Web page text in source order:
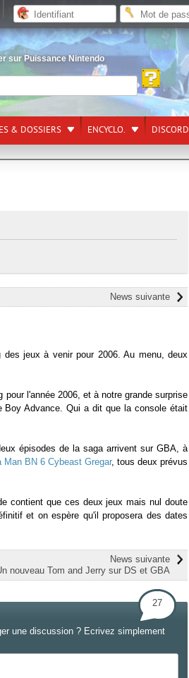
sur Puissance Nintendo
& DOSSIERS ENCYCLO. DISCORD
News suivante
des jeux à venir pour 2006. Au menu, deux
pour l'année 2006, et à notre grande surprise
Advance. Qui a dit que la console était
épisodes de la saga arrivent sur GBA, à
Man BN 6 Cybeast Gregar, tous deux prévus
contient que ces deux jeux mais nul doute
et on espère qu'il proposera des dates
News suivante
nouveau Tom and Jerry sur DS et GBA
27
une discussion ? Ecrivez simplement